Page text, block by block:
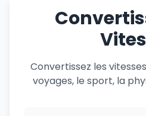
Convertissez les
voyages, le sport, la